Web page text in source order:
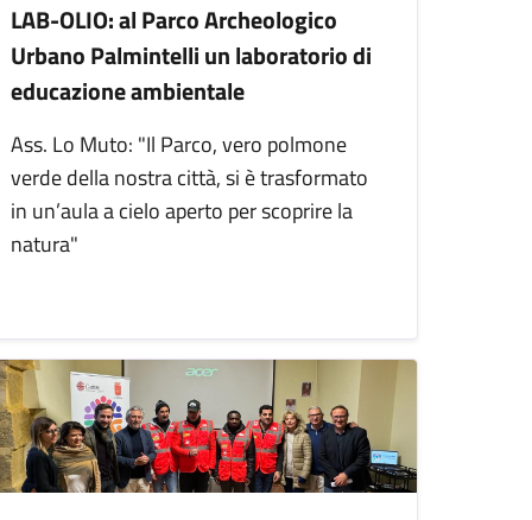
LAB-OLIO: al Parco Archeologico
Urbano Palmintelli un laboratorio di
educazione ambientale
Ass. Lo Muto: "Il Parco, vero polmone
verde della nostra città, si è trasformato
in un’aula a cielo aperto per scoprire la
natura"